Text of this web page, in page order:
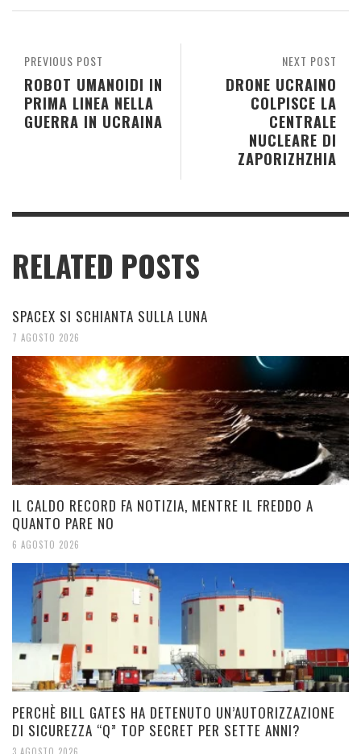
NEXT POST
DRONE UCRAINO
COLPISCE LA
CENTRALE
NUCLEARE DI
ZAPORIZHZHIA
PREVIOUS POST
ROBOT UMANOIDI IN
PRIMA LINEA NELLA
GUERRA IN UCRAINA
RELATED POSTS
SPACEX SI SCHIANTA SULLA LUNA
7 AGOSTO 2026
IL CALDO RECORD FA NOTIZIA, MENTRE IL FREDDO A
QUANTO PARE NO
6 AGOSTO 2026
PERCHÈ BILL GATES HA DETENUTO UN’AUTORIZZAZIONE
DI SICUREZZA “Q” TOP SECRET PER SETTE ANNI?
3 AGOSTO 2026